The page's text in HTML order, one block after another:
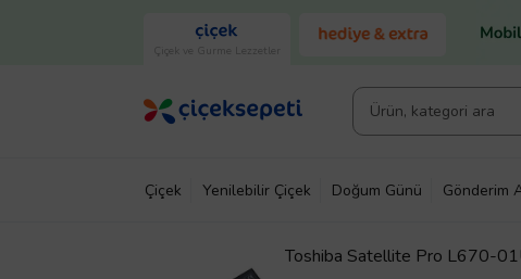
Çiçek ve Gurme Lezzetler
Çiçek Yenilebilir Çiçek Doğum Günü Gönderim
Toshiba Satellite Pro L670-